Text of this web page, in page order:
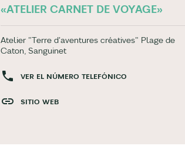
«ATELIER CARNET DE VOYAGE»
Atelier "Terre d'aventures créatives" Plage de
Caton, Sanguinet
VER EL NÚMERO TELEFÓNICO
SITIO WEB